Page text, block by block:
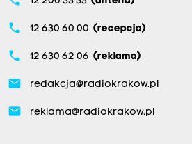
phone 12 630 60 00 (recepcja)
phone 12 630 62 06 (reklama)
email redakcja@radiokrakow.pl
email reklama@radiokrakow.pl